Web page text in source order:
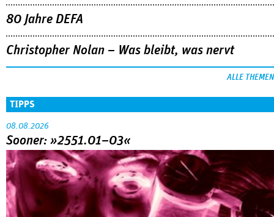
80 Jahre DEFA
Christopher Nolan – Was bleibt, was nervt
ALLE THEMEN
TIPPS
08.08.2026
Sooner: »2551.01–03«